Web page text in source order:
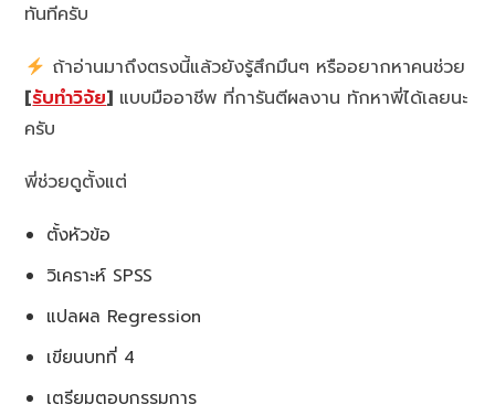
ทันทีครับ
ถ้าอ่านมาถึงตรงนี้แล้วยังรู้สึกมึนๆ หรืออยากหาคนช่วย
[รับทำวิจัย] แบบมืออาชีพ ที่การันตีผลงาน ทักหาพี่ได้เลยนะ
ครับ
พี่ช่วยดูตั้งแต่
ตั้งหัวข้อ
วิเคราะห์ SPSS
แปลผล Regression
เขียนบทที่ 4
เตรียมตอบกรรมการ